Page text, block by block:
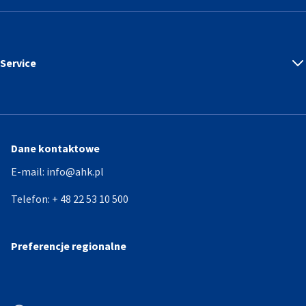
Service
Dane kontaktowe
E-mail: info@ahk.pl
Telefon: + 48 22 53 10 500
Preferencje regionalne